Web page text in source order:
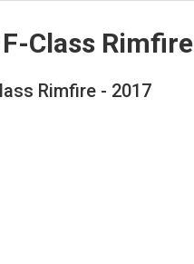
Class Rimfire
Rimfire - 2017